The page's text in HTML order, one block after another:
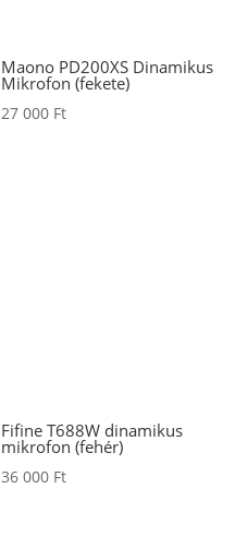
Maono PD200XS Dinamikus
Mikrofon (fekete)
27 000 Ft
Fifine T688W dinamikus
mikrofon (fehér)
36 000 Ft